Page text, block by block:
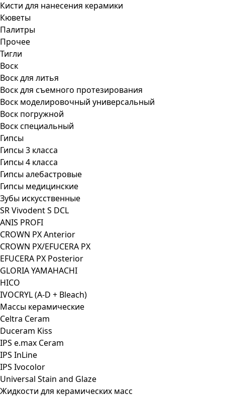
Кисти для нанесения керамики
Кюветы
Палитры
Прочее
Тигли
Воск
Воск для литья
Воск для съемного протезирования
Воск моделировочный универсальный
Воск погружной
Воск специальный
Гипсы
Гипсы 3 класса
Гипсы 4 класса
Гипсы алебастровые
Гипсы медицинские
Зубы искусственные
SR Vivodent S DCL
ANIS PROFI
CROWN PX Anterior
CROWN PX/EFUCERA PX
EFUCERA PX Posterior
GLORIA YAMAHACHI
HICO
IVOCRYL (A-D + Bleach)
Массы керамические
Celtra Ceram
Duceram Kiss
IPS e.max Ceram
IPS InLine
IPS Ivocolor
Universal Stain and Glaze
Жидкости для керамических масс